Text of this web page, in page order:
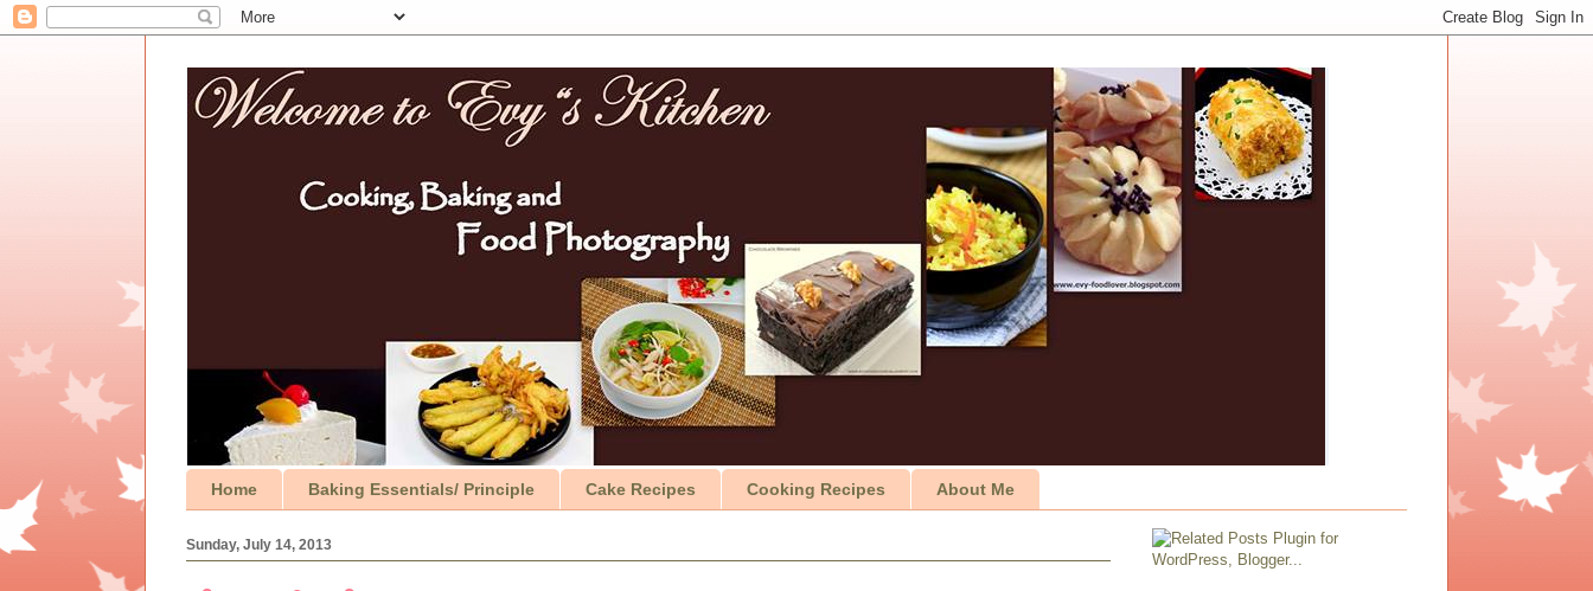
Home Baking Essentials/ Principle Cake Recipes Cooking Recipes About Me
Sunday, July 14, 2013